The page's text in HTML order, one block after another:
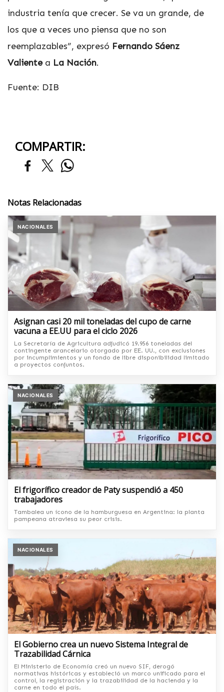
industria tenía que crecer. Se va un grande, de
los que a veces uno piensa que no son
reemplazables”, expresó Fernando Sáenz
Valientea La Nación.
Fuente: DIB
COMPARTIR:
Notas Relacionadas
NACIONALES
Asignan casi 20 mil toneladas del cupo de carne
vacuna a EE.UU para el ciclo 2026
La Secretaría de Agricultura adjudicó 19.956 toneladas del
contingente arancelario otorgado por EE. UU., con exclusiones
por incumplimientos y un fondo de libre disponibilidad limitado
a proyectos conjuntos.
NACIONALES
El frigorífico creador de Paty suspendió a 450
trabajadores
Tambalea un ícono de la hamburguesa en Argentina: la planta
pampeana atraviesa su peor crisis.
NACIONALES
El Gobierno crea un nuevo Sistema Integral de
Trazabilidad Cárnica
El Ministerio de Economía creó un nuevo SIF, derogó
normativas históricas y estableció un marco unificado para el
control, la registración y la trazabilidad de la hacienda y la
carne en todo el país.